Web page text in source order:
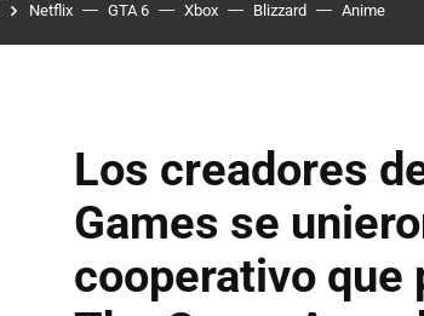
Netflix GTA 6 Xbox Blizzard Anime
Los creadores
Games se
cooperativo que